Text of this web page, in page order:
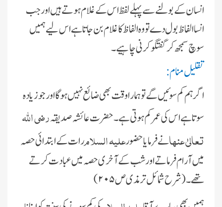
انسان کے بولنے سے پہلے لفظ اس کے غلام ہوتے ہىں اور جب
انسا الفاظ بول دے تو وہ الفاظ کا غلام بن جاتا ہے اس لىے ہمىں
سوچ سمجھ کر گفتگو کرنى چاہىے۔
تقلىل منام:
اگر ہم کم سوئىں گے تو ہمارا وقت بھى ضائع نہیں ہوگا اور جو زىادہ
سوتا ہے اس کى عمر کم ہوتى ہے۔ حضرت عائشہ صدىقہرضى اللہ
تعالىٰ عنہانے فرماىا حضورعلیہ السلامرات کے ابتدائى حصہ
مىں آرام فرماتے اور شب کے آخرى حصہ مىں عبادت کرتے
تھے۔(شرح شمائل ترمذى ص۲۰۵)